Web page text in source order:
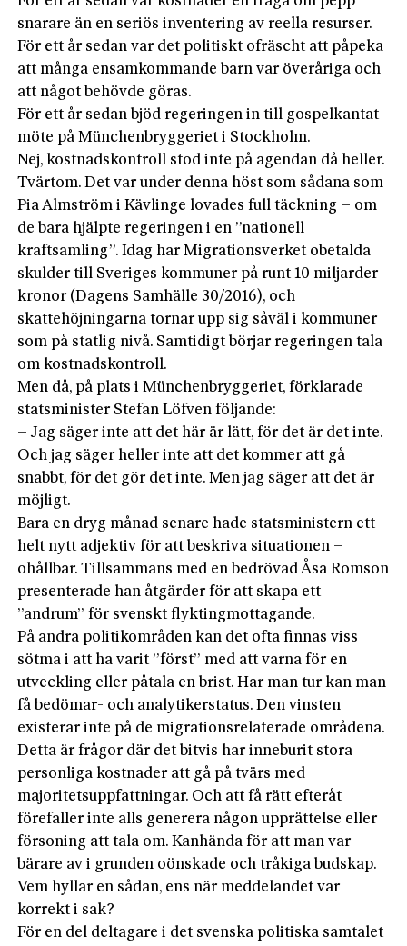
snarare än en seriös inventering av reella resurser.
För ett år sedan var det politiskt ofräscht att påpeka
att många ensamkommande barn var överåriga och
att något behövde göras.
För ett år sedan bjöd regeringen in till gospelkantat
möte på Münchenbryggeriet i Stockholm.
Nej, kostnadskontroll stod inte på agendan då heller.
Tvärtom. Det var under denna höst som sådana som
Pia Almström i Kävlinge lovades full täckning – om
de bara hjälpte regeringen i en ”nationell
kraftsamling”. Idag har Migrationsverket obetalda
skulder till Sveriges kommuner på runt 10 miljarder
kronor (Dagens Samhälle 30/2016), och
skattehöjningarna tornar upp sig såväl i kommuner
som på statlig nivå. Samtidigt börjar regeringen tala
om kostnadskontroll.
Men då, på plats i Münchenbryggeriet, förklarade
statsminister Stefan Löfven följande:
– Jag säger inte att det här är lätt, för det är det inte.
Och jag säger heller inte att det kommer att gå
snabbt, för det gör det inte. Men jag säger att det är
möjligt.
Bara en dryg månad senare hade statsministern ett
helt nytt adjektiv för att beskriva situationen –
ohållbar. Tillsammans med en bedrövad Åsa Romson
presenterade han åtgärder för att skapa ett
”andrum” för svenskt flyktingmottagande.
På andra politikområden kan det ofta finnas viss
sötma i att ha varit ”först” med att varna för en
utveckling eller påtala en brist. Har man tur kan man
få bedömar- och analytikerstatus. Den vinsten
existerar inte på de migrationsrelaterade områdena.
Detta är frågor där det bitvis har inneburit stora
personliga kostnader att gå på tvärs med
majoritetsuppfattningar. Och att få rätt efteråt
förefaller inte alls generera någon upprättelse eller
försoning att tala om. Kanhända för att man var
bärare av i grunden oönskade och tråkiga budskap.
Vem hyllar en sådan, ens när meddelandet var
korrekt i sak?
För en del deltagare i det svenska politiska samtalet